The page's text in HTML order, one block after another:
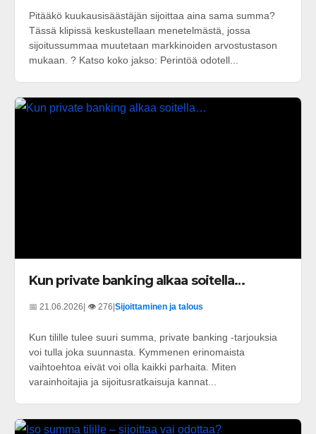
Pitääkö kuukausisäästäjän sijoittaa aina sama summa?
Tässä klipissä keskustellaan menetelmästä, jossa
sijoitussummaa muutetaan markkinoiden arvostustason
mukaan. ? Katso koko jakso: Perintöä odotell...
Kun private banking alkaa soitella…
📅 21.06.2026 | 👁️ 276 Sijoittaminen ja talous
Kun tilille tulee suuri summa, private banking -tarjouksia
voi tulla joka suunnasta. Kymmenen erinomaista
vaihtoehtoa eivät voi olla kaikki parhaita. Miten
varainhoitajia ja sijoitusratkaisuja kannat...